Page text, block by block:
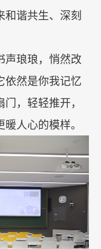
和谐共生、深刻
声琅琅，悄然改
依然是你我记忆
，轻轻推开，
人心的模样。